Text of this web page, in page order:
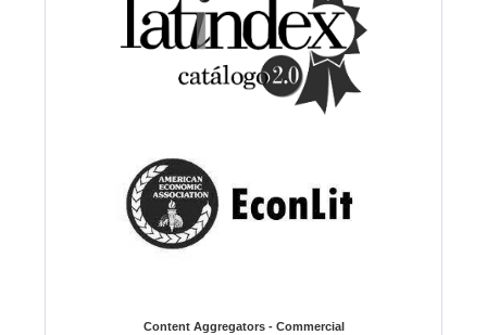
Content Aggregators - Commercial